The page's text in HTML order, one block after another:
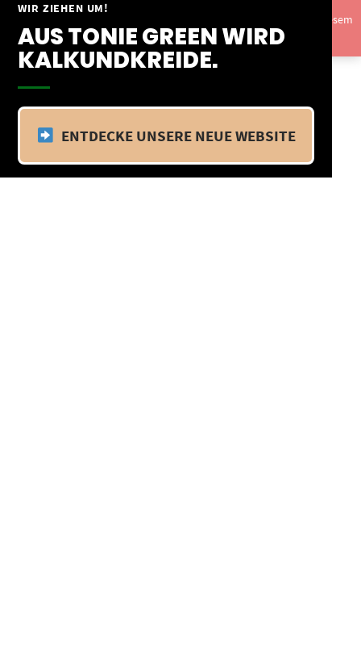
WIR ZIEHEN UM!
AUS TONIE GREEN WIRD
KALKUNDKREIDE.
ENTDECKE UNSERE NEUE WEBSITE
Springe
Inhalt
Vom 09.04.25 - 20.04.25 befinden wir uns im Betriebsurlaub. In diesem
Zeitraum findet kein Versand statt.Ausblenden